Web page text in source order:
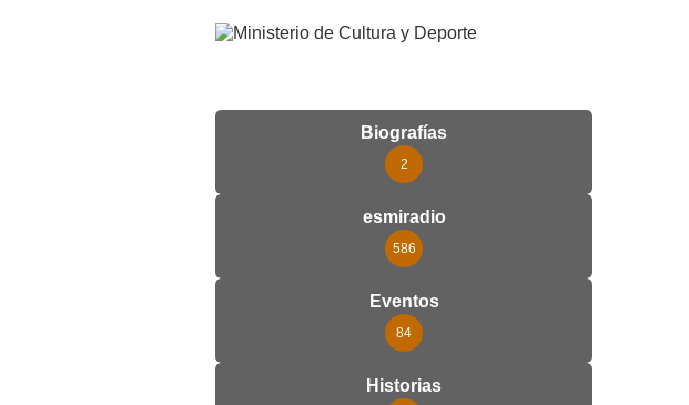
Biografías
2
esmiradio
586
Eventos
84
Historias